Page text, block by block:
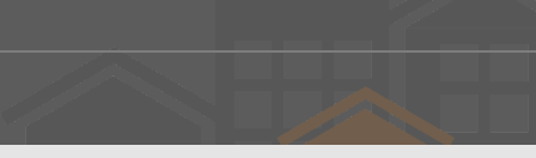
Verzorgingstips voor bomen en planten
Inspiratie voor uw tuin en terras
De belangrijkste tuinwerkzaamheden voor de